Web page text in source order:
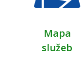
Mapa
služeb